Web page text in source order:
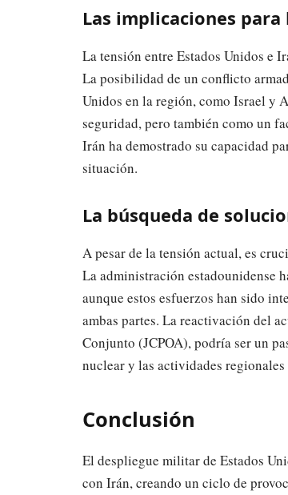
Las implicaciones
La tensión entre Estados Unidos e
La posibilidad de un conflicto
Unidos en la región, como Israel y
seguridad, pero también como un
Irán ha demostrado su capacidad
situación.
La búsqueda de
A pesar de la tensión actual, es
La administración estadounidense
aunque estos esfuerzos han sido
ambas partes. La reactivación del
Conjunto (JCPOA), podría ser un
nuclear y las actividades
Conclusión
El despliegue militar de Estados
con Irán, creando un ciclo de